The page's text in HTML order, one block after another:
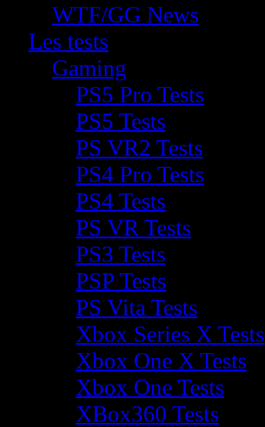
WTF/GG News
Les tests
Gaming
PS5 Pro Tests
PS5 Tests
PS VR2 Tests
PS4 Pro Tests
PS4 Tests
PS VR Tests
PS3 Tests
PSP Tests
PS Vita Tests
Xbox Series X Tests
Xbox One X Tests
Xbox One Tests
XBox360 Tests